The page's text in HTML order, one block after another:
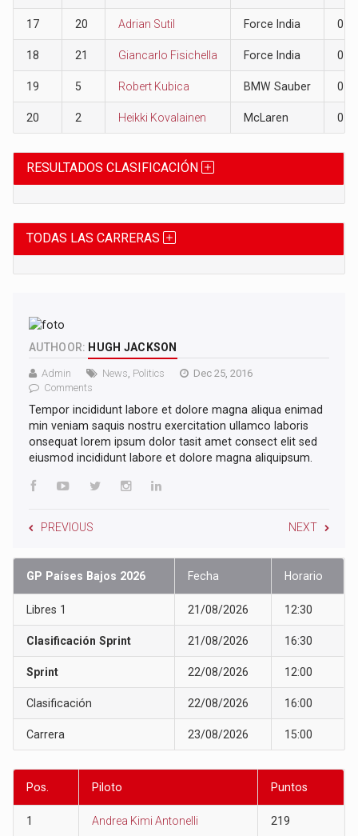
17 20 Adrian Sutil Force India 0
18 21 Giancarlo Fisichella Force India 0
19 5 Robert Kubica BMW Sauber 0
20 2 Heikki Kovalainen McLaren 0
RESULTADOS CLASIFICACIÓN
TODAS LAS CARRERAS
AUTHOOR: HUGH JACKSON
Admin News Politics
Dec 25, 2016
Comments
Tempor incididunt labore et dolore magna aliqua enimad
min veniam saquis nostru exercitation ullamco laboris
onsequat lorem ipsum dolor tasit amet consect elit sed
eiusmod incididunt labore et dolore magna aliquipsum.
PREVIOUS NEXT
GP Países Bajos 2026 Fecha Horario
Libres 1 21/08/2026 12:30
Clasificación Sprint 21/08/2026 16:30
Sprint 22/08/2026 12:00
Clasificación 22/08/2026 16:00
Carrera 23/08/2026 15:00
Pos. Piloto Puntos
1 Andrea Kimi Antonelli 219